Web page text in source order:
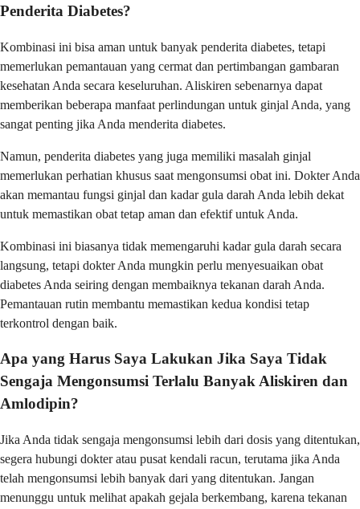
Penderita Diabetes?
Kombinasi ini bisa aman untuk banyak penderita diabetes, tetapi
memerlukan pemantauan yang cermat dan pertimbangan gambaran
kesehatan Anda secara keseluruhan. Aliskiren sebenarnya dapat
memberikan beberapa manfaat perlindungan untuk ginjal Anda, yang
sangat penting jika Anda menderita diabetes.
Namun, penderita diabetes yang juga memiliki masalah ginjal
memerlukan perhatian khusus saat mengonsumsi obat ini. Dokter Anda
akan memantau fungsi ginjal dan kadar gula darah Anda lebih dekat
untuk memastikan obat tetap aman dan efektif untuk Anda.
Kombinasi ini biasanya tidak memengaruhi kadar gula darah secara
langsung, tetapi dokter Anda mungkin perlu menyesuaikan obat
diabetes Anda seiring dengan membaiknya tekanan darah Anda.
Pemantauan rutin membantu memastikan kedua kondisi tetap
terkontrol dengan baik.
Apa yang Harus Saya Lakukan Jika Saya Tidak
Sengaja Mengonsumsi Terlalu Banyak Aliskiren dan
Amlodipin?
Jika Anda tidak sengaja mengonsumsi lebih dari dosis yang ditentukan,
segera hubungi dokter atau pusat kendali racun, terutama jika Anda
telah mengonsumsi lebih banyak dari yang ditentukan. Jangan
menunggu untuk melihat apakah gejala berkembang, karena tekanan